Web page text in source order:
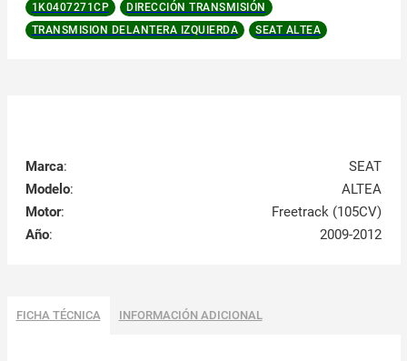
1K0407271CP
DIRECCIÓN TRANSMISIÓN
TRANSMISION DELANTERA IZQUIERDA
SEAT ALTEA
Marca:
SEAT
Modelo:
ALTEA
Motor:
Freetrack (105CV)
Año: 2009-2012
FICHA TÉCNICA INFORMACIÓN ADICIONAL